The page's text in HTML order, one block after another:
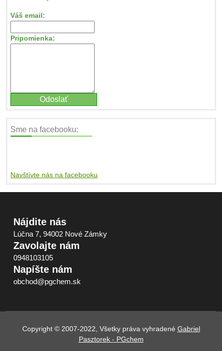
Váš email:
Pripomienka:
Sme na facebooku:
Navštívte nás na facebooku
Nájdite nás
Lúčna 7, 94002 Nové Zámky
Zavolajte nám
0948103105
Napíšte nám
obchod@pgchem.sk
Copyright © 2007-2022, Všetky práva vyhradené Gabriel
Pasztorek - PGchem